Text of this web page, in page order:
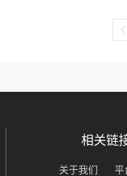
相关链
关于我们 平